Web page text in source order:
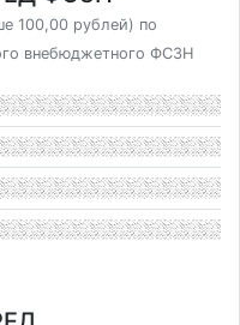
100,00 рублей) по
внебюджетного ФСЗН